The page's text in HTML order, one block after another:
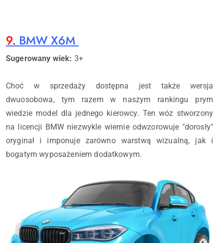
9. BMW X6M
Sugerowany wiek: 3+
Choć w sprzedaży dostępna jest także wersja
dwuosobowa, tym razem w naszym rankingu prym
wiedzie model dla jednego kierowcy. Ten wóz stworzony
na licencji BMW niezwykle wiernie odwzorowuje "dorosły"
oryginał i imponuje zarówno warstwą wizualną, jak i
bogatym wyposażeniem dodatkowym.